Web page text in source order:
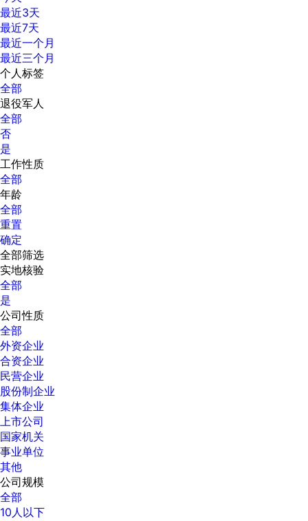
最近3天
最近7天
最近一个月
最近三个月
个人标签
全部
退役军人
全部
否
是
工作性质
全部
年龄
全部
重置
确定
全部筛选
实地核验
全部
是
公司性质
全部
外资企业
合资企业
民营企业
股份制企业
集体企业
上市公司
国家机关
事业单位
其他
公司规模
全部
10人以下